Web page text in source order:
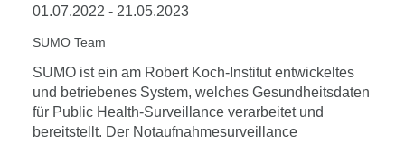
01.07.2022 - 21.05.2023
SUMO Team
SUMO ist ein am Robert Koch-Institut entwickeltes
und betriebenes System, welches Gesundheitsdaten
für Public Health-Surveillance verarbeitet und
bereitstellt. Der Notaufnahmesurveillance